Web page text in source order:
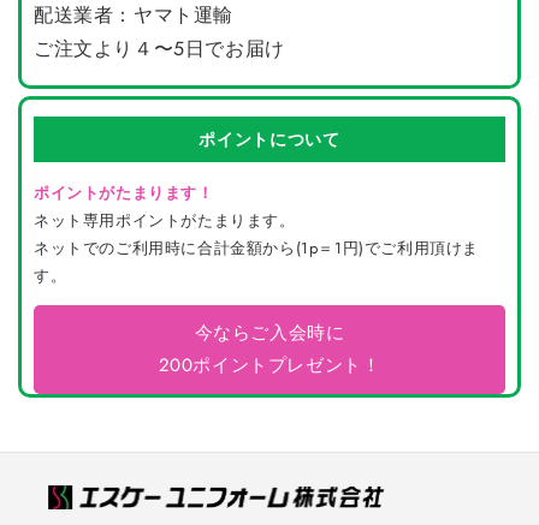
配送業者：ヤマト運輸
ご注文より４〜5日でお届け
ポイントについて
ポイントがたまります！
ネット専用ポイントがたまります。
ネットでのご利用時に合計金額から(1p＝1円)でご利用頂けま
す。
今ならご入会時に
200ポイントプレゼント！